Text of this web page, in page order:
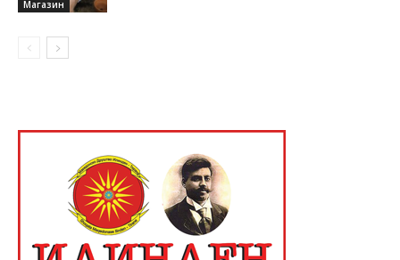
Магазин